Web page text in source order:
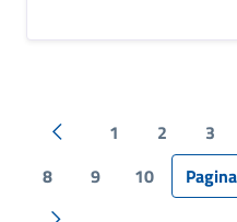
Pagina precedente
1 2 3
8
9 10 Pagina